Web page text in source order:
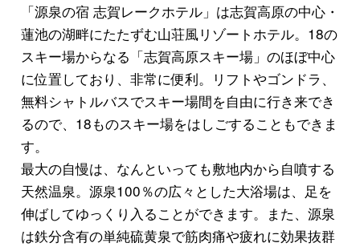
「源泉の宿 志賀レークホテル」は志賀高原の中心・
蓮池の湖畔にたたずむ山荘風リゾートホテル。18の
スキー場からなる「志賀高原スキー場」のほぼ中心
に位置しており、非常に便利。リフトやゴンドラ、
無料シャトルバスでスキー場間を自由に行き来でき
るので、18ものスキー場をはしごすることもできま
す。
最大の自慢は、なんといっても敷地内から自噴する
天然温泉。源泉100％の広々とした大浴場は、足を
伸ばしてゆっくり入ることができます。また、源泉
は鉄分含有の単純硫黄泉で筋肉痛や疲れに効果抜群